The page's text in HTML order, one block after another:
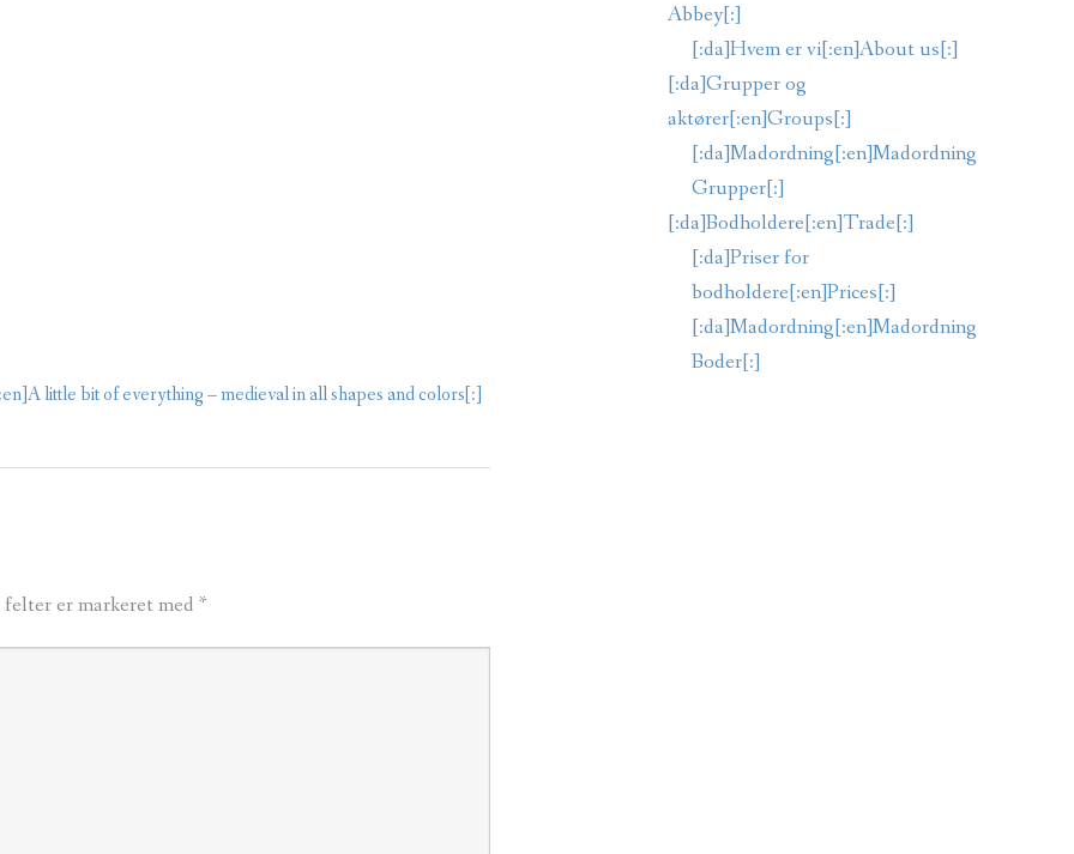
little bit of everything – medieval in all shapes and colors[:]
er markeret med *
Abbey[:]
[:da]Hvem er vi[:en]About us[:]
[:da]Grupper og
aktører[:en]Groups[:]
[:da]Madordning[:en]Madordning
Grupper[:]
[:da]Bodholdere[:en]Trade[:]
[:da]Priser for
bodholdere[:en]Prices[:]
[:da]Madordning[:en]Madordning
Boder[:]